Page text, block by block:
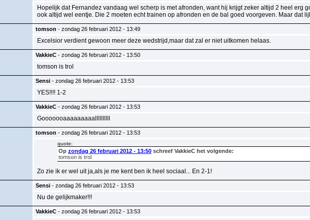
Hopelijk dat Fernandez vandaag wel scherp is met afronden, want hij krijgt zeker altijd 2 heel erg
ook altijd wel eentje. Die 2 moeten echt trainen op afronden en de bal goed voorgeven. Maar dat
tomson - zondag 26 februari 2012 - 13:49
Excelsior verdient gewoon meer deze wedstrijd,maar dat zal er niet uitkomen helaas.
VakkieC - zondag 26 februari 2012 - 13:50
tomson is trol
Sensi - zondag 26 februari 2012 - 13:53
YES!!!! 1-2
VakkieC - zondag 26 februari 2012 - 13:53
Gooooooaaaaaaaaallllllllll
tomson - zondag 26 februari 2012 - 13:53
quote:
Op zondag 26 februari 2012 - 13:50 schreef VakkieC het volgende:
tomson is trol
Zo zie ik er wel uit ja,als je me kent ben ik heel sociaal... En 2-1!
Sensi - zondag 26 februari 2012 - 13:53
Nu de gelijkmaker!!!
VakkieC - zondag 26 februari 2012 - 13:53